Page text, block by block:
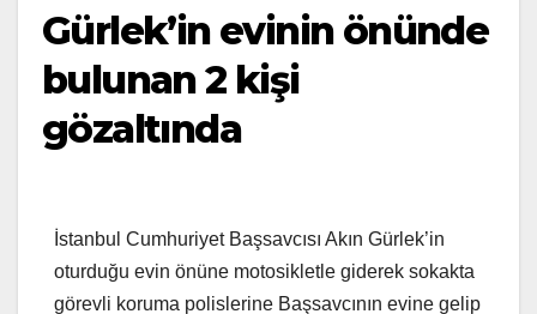
Gürlek’in evinin önünde
bulunan 2 kişi
gözaltında
İstanbul Cumhuriyet Başsavcısı Akın Gürlek’in
oturduğu evin önüne motosikletle giderek sokakta
görevli koruma polislerine Başsavcının evine gelip